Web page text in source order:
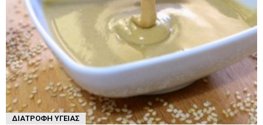
ΔΙΑΤΡΟΦΉ ΥΓΕΊΑΣ